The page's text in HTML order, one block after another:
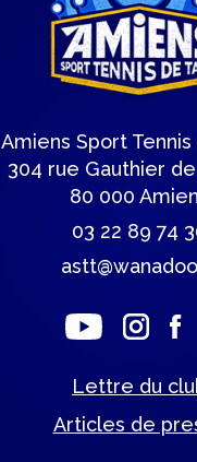
Amiens Sport
304 rue Gauthier
80 000
03 22 89 74
Lettre du
Articles de